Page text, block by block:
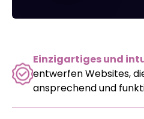
Einzigartiges und
entwerfen Websites,
ansprechend und